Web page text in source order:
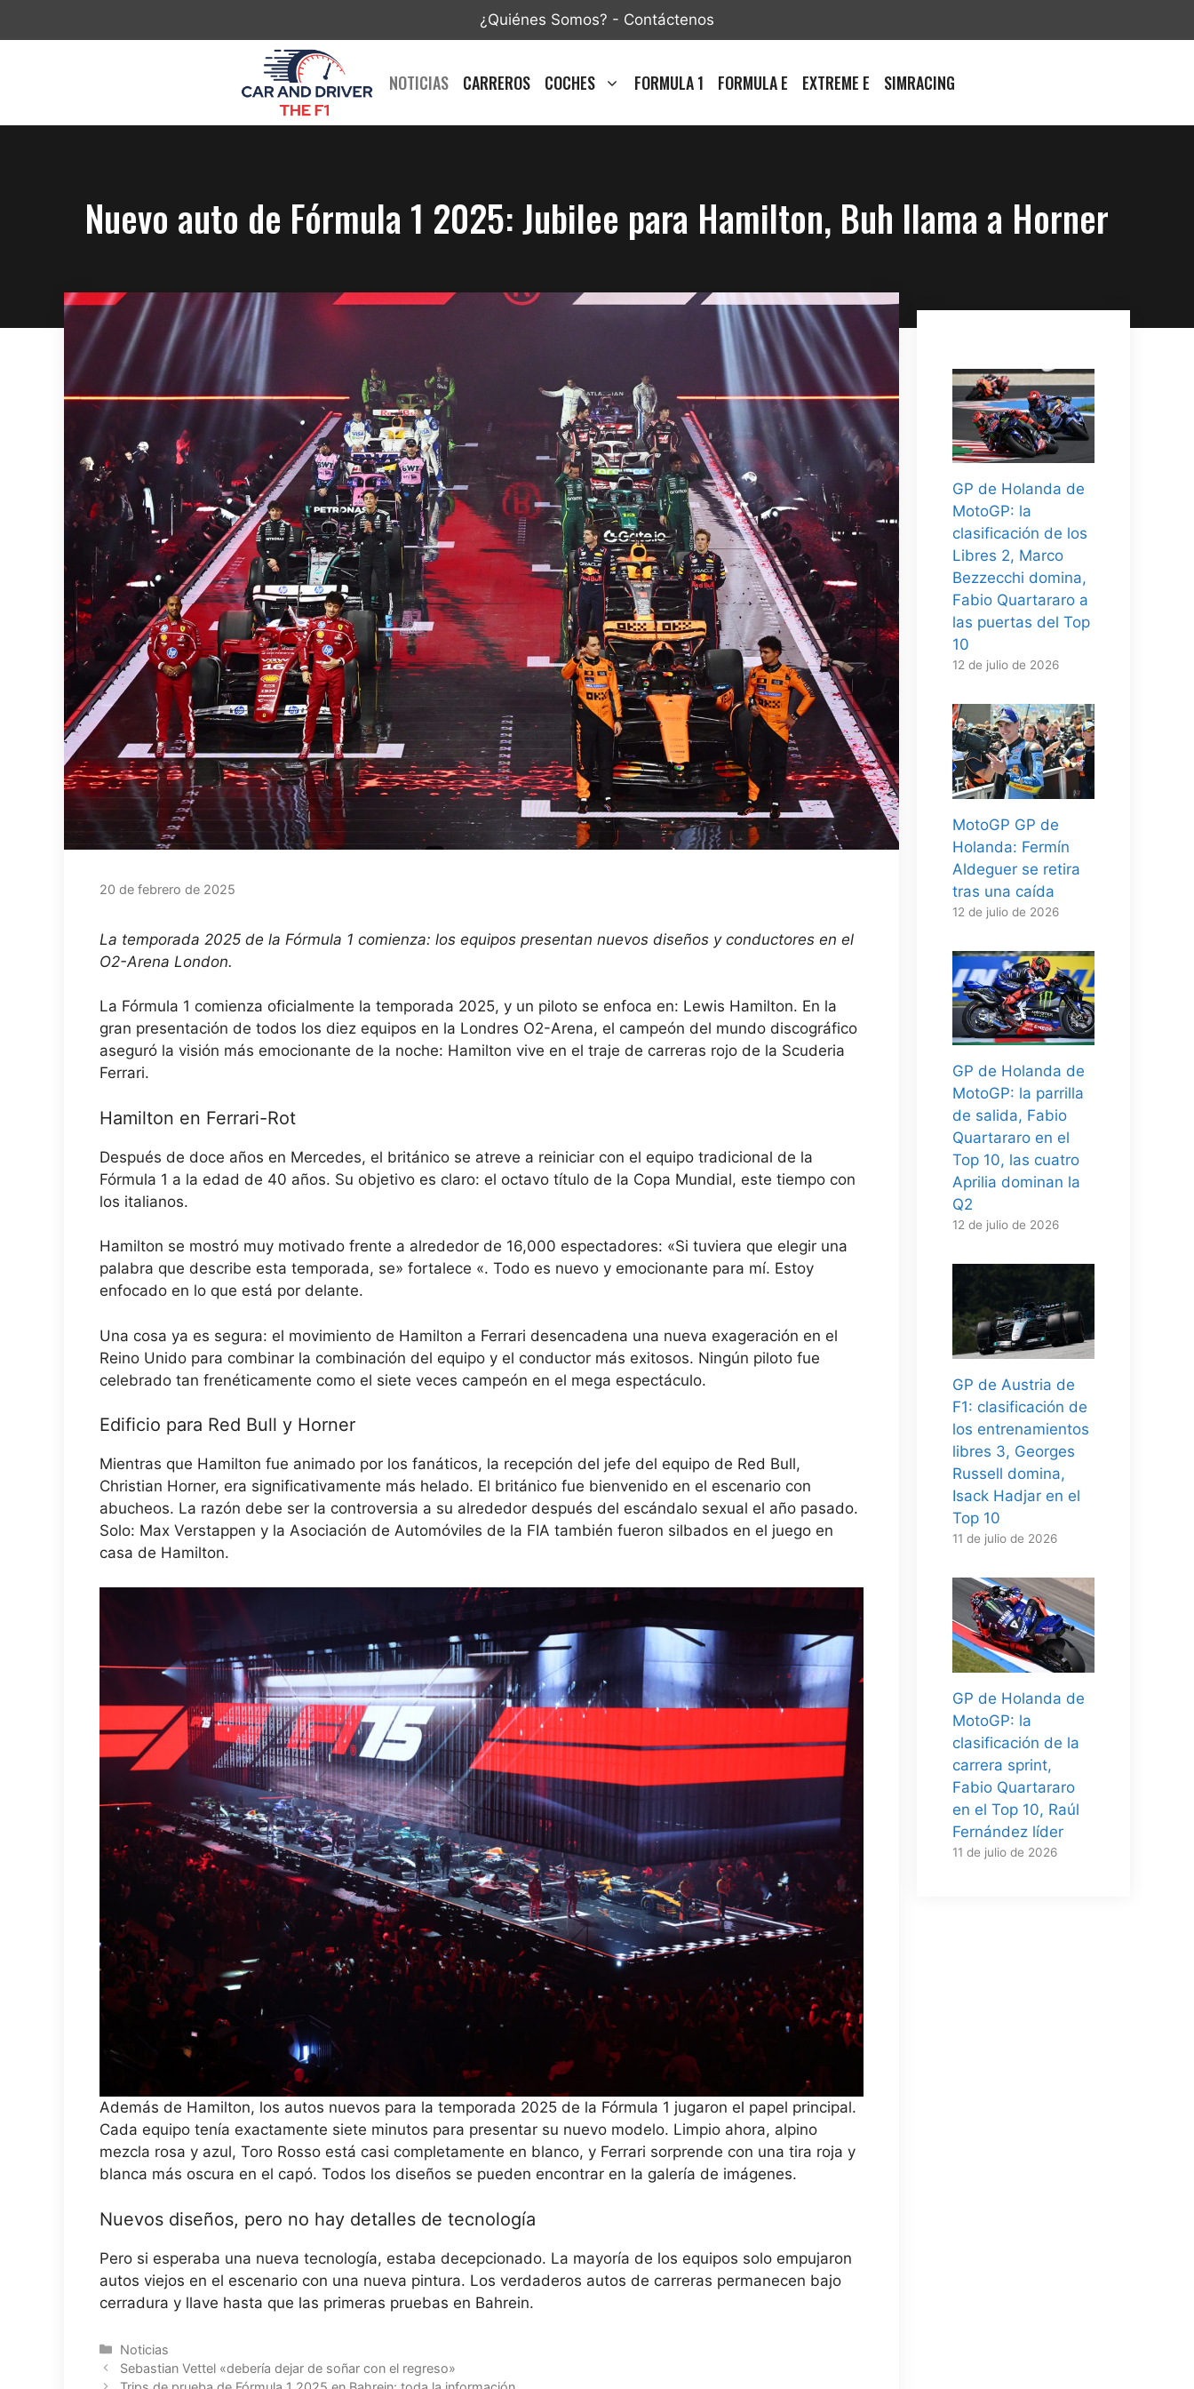
¿Quiénes Somos? - Contáctenos
NOTICIAS CARREROS COCHES FORMULA 1 FORMULA E EXTREME E SIMRACING
Nuevo auto de Fórmula 1 2025: Jubilee para Hamilton, Buh llama a Horner
20 de febrero de 2025
La temporada 2025 de la Fórmula 1 comienza: los equipos presentan nuevos diseños y conductores en el
O2-Arena London.
La Fórmula 1 comienza oficialmente la temporada 2025, y un piloto se enfoca en: Lewis Hamilton. En la
gran presentación de todos los diez equipos en la Londres O2-Arena, el campeón del mundo discográfico
aseguró la visión más emocionante de la noche: Hamilton vive en el traje de carreras rojo de la Scuderia
Ferrari.
Hamilton en Ferrari-Rot
Después de doce años en Mercedes, el británico se atreve a reiniciar con el equipo tradicional de la
Fórmula 1 a la edad de 40 años. Su objetivo es claro: el octavo título de la Copa Mundial, este tiempo con
los italianos.
Hamilton se mostró muy motivado frente a alrededor de 16,000 espectadores: «Si tuviera que elegir una
palabra que describe esta temporada, se» fortalece «. Todo es nuevo y emocionante para mí. Estoy
enfocado en lo que está por delante.
Una cosa ya es segura: el movimiento de Hamilton a Ferrari desencadena una nueva exageración en el
Reino Unido para combinar la combinación del equipo y el conductor más exitosos. Ningún piloto fue
celebrado tan frenéticamente como el siete veces campeón en el mega espectáculo.
Edificio para Red Bull y Horner
Mientras que Hamilton fue animado por los fanáticos, la recepción del jefe del equipo de Red Bull,
Christian Horner, era significativamente más helado. El británico fue bienvenido en el escenario con
abucheos. La razón debe ser la controversia a su alrededor después del escándalo sexual el año pasado.
Solo: Max Verstappen y la Asociación de Automóviles de la FIA también fueron silbados en el juego en
casa de Hamilton.
Además de Hamilton, los autos nuevos para la temporada 2025 de la Fórmula 1 jugaron el papel principal.
Cada equipo tenía exactamente siete minutos para presentar su nuevo modelo. Limpio ahora, alpino
mezcla rosa y azul, Toro Rosso está casi completamente en blanco, y Ferrari sorprende con una tira roja y
blanca más oscura en el capó. Todos los diseños se pueden encontrar en la galería de imágenes.
Nuevos diseños, pero no hay detalles de tecnología
Pero si esperaba una nueva tecnología, estaba decepcionado. La mayoría de los equipos solo empujaron
autos viejos en el escenario con una nueva pintura. Los verdaderos autos de carreras permanecen bajo
cerradura y llave hasta que las primeras pruebas en Bahrein.
Categorías
Noticias
Sebastian Vettel «debería dejar de soñar con el regreso»
GP de Holanda de
MotoGP: la
clasificación de los
Libres 2, Marco
Bezzecchi domina,
Fabio Quartararo a
las puertas del Top
10
12 de julio de 2026
MotoGP GP de
Holanda: Fermín
Aldeguer se retira
tras una caída
12 de julio de 2026
GP de Holanda de
MotoGP: la parrilla
de salida, Fabio
Quartararo en el
Top 10, las cuatro
Aprilia dominan la
Q2
12 de julio de 2026
GP de Austria de
F1: clasificación de
los entrenamientos
libres 3, Georges
Russell domina,
Isack Hadjar en el
Top 10
11 de julio de 2026
GP de Holanda de
MotoGP: la
clasificación de la
carrera sprint,
Fabio Quartararo
en el Top 10, Raúl
Fernández líder
11 de julio de 2026